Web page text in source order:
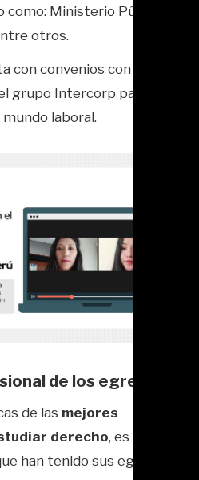
Ministerio Público,
otros.
con convenios con las
grupo Intercorp para que
laboral.
de los egresados
de las mejores
derecho, es el
han tenido sus egresados.